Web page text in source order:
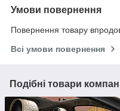
Умови повернення
Повернення товару
Всі умови повернення
Подібні товари